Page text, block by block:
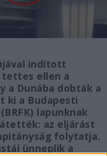
indított
ellen a
a Dunába dobták a
ki a Budapesti
lapunknak
az eljárást
folytatja.
ünneplik a